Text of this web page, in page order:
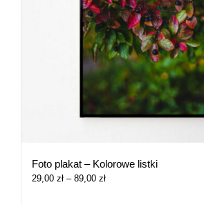
Foto plakat – Kolorowe listki
29,00 zł – 89,00 złZakres